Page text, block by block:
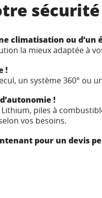
sécurité
climatisation ou
la mieux adaptée à
!
un système 360° ou
!
piles à
vos besoins.
pour un devis